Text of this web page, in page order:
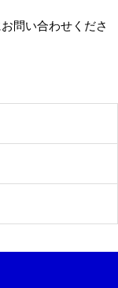
問い合わせくださ